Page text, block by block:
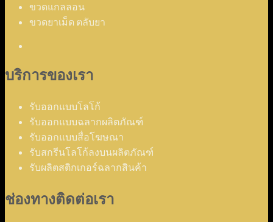
ขวดแกลลอน
ขวดยาเม็ด ตลับยา
บริการของเรา
รับออกแบบโลโก้
รับออกแบบฉลากผลิตภัณฑ์
รับออกแบบสื่อโฆษณา
รับสกรีนโลโก้ลงบนผลิตภัณฑ์
รับผลิตสติกเกอร์ฉลากสินค้า
ช่องทางติดต่อเรา